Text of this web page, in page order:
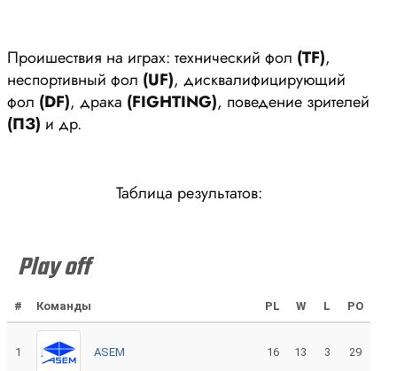
Проишествия на играх: технический фол (ТF),
неспортивный фол (UF), дисквалифицирующий
фол (DF), драка (FIGHTING), поведение зрителей
(ПЗ) и др.
Таблица результатов:
Play off
# Команды PL W L PO
1 ASEM 16 13 3 29